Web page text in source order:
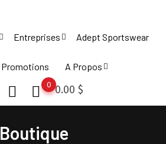
Entreprises Adept Sportswear
Promotions A Propos
0.00 $
0
Boutique